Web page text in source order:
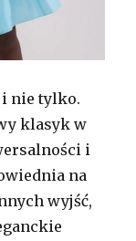
nie tylko.
klasyk w
i
na
wyjść,